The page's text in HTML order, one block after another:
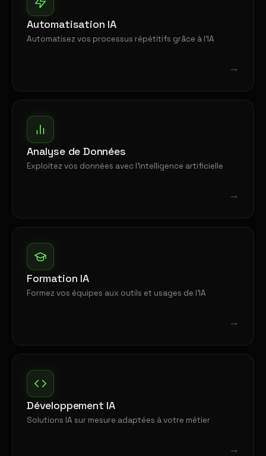
Automatisation IA
Automatisez vos processus répétitifs grâce à l'IA
→
Analyse de Données
Exploitez vos données avec l'intelligence artificielle
→
Formation IA
Formez vos équipes aux outils et usages de l'IA
→
Développement IA
Solutions IA sur mesure adaptées à votre métier
→